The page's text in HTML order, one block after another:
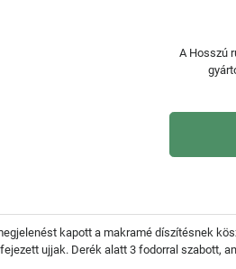
A Hosszú
kapott a makramé díszítésnek
ujjak. Derék alatt 3 fodorral szabott,